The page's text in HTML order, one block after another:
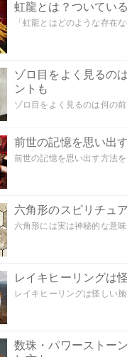
虹龍とは？ついてい
「虹龍とはどのような存在
ゾロ目をよく見るの
ントも
ゾロ目をよく見るのは何の
前世の記憶を思い出
前世の記憶を思い出す方法
六角形のスピリチュ
六角形には実は神秘的な意
レイキヒーリングは
レイキヒーリングは怪しい
数珠・パワーストー